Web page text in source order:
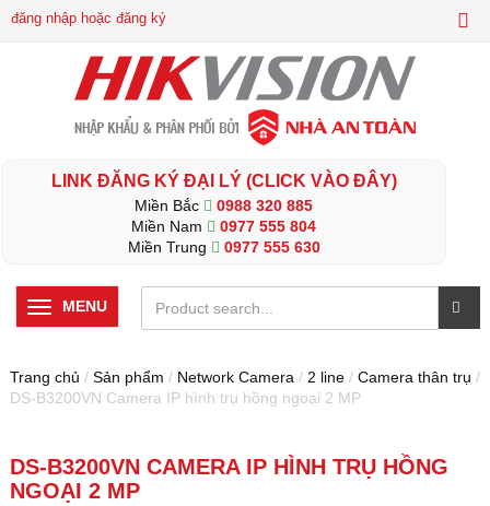
đăng nhập hoặc đăng ký
LINK ĐĂNG KÝ ĐẠI LÝ (CLICK VÀO ĐÂY)
Miền Bắc
0988 320 885
Miền Nam
0977 555 804
Miền Trung
0977 555 630
MENU
Trang chủ / Sản phẩm / Network Camera / 2 line / Camera thân trụ /
DS-B3200VN Camera IP hình trụ hồng ngoại 2 MP
DS-B3200VN CAMERA IP HÌNH TRỤ HỒNG
NGOẠI 2 MP